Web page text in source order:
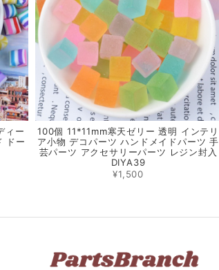
ィー
ドー
100個 11*11mm寒天ゼリー 透明 インテリ
ア小物 デコパーツ ハンドメイドパーツ 手
芸パーツ アクセサリーパーツ レジン封入
DIYA39
¥1,500